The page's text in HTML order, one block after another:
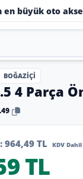
en büyük oto
BOĞAZIÇI
4 Parça
964,49 TL KDV Dahil
TL